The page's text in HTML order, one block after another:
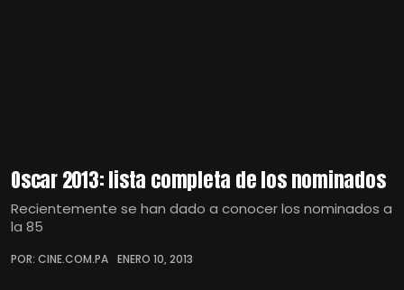
Oscar 2013: lista completa de los nominados
Recientemente se han dado a conocer los nominados a
la 85
POR: CINE.COM.PA ENERO 10, 2013